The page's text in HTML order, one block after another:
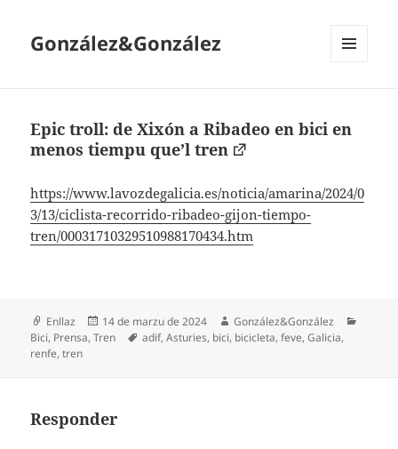
González&González
Epic troll: de Xixón a Ribadeo en bici en
menos tiempu que’l tren
https://www.lavozdegalicia.es/noticia/amarina/2024/0
3/13/ciclista-recorrido-ribadeo-gijon-tiempo-
tren/00031710329510988170434.htm
Formatu
Enllaz
Espublizáu
en
14 de marzu de 2024 Autor
González&González
Bici, Prensa,Tren Etiquetes
adif,Asturies, bici, bicicleta,feve,Galicia,
renfe,tren
Responder